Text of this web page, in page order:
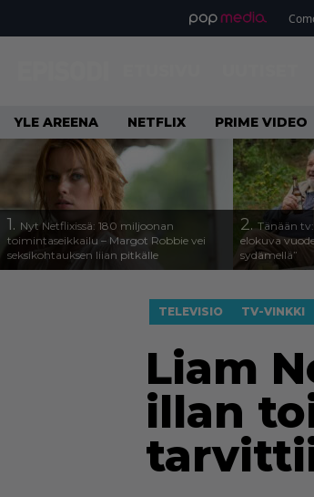
YLE AREENA NETFLIX PRIME VIDEO
1. Nyt Netflixissä: 180 miljoonan
toimintaseikkailu – Margot Robbie vei
seksikohtauksen liian pitkälle
2. Tänään
elokuva
sydämellä”
TELEVISIO TV-VINKKI
Liam
illan